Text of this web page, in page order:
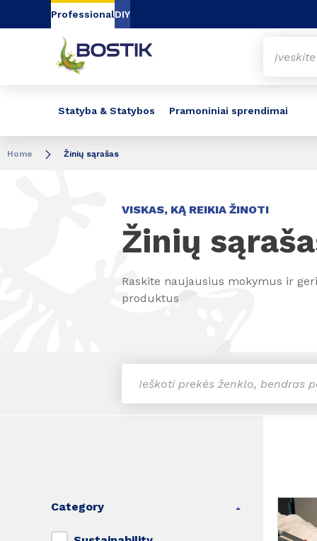
Go to content Go to navigation
ProfessionalDIY
Statyba & Statybos Pramoniniai sprendimai
Home Žinių sąrašas
VISKAS, KĄ REIKIA ŽINOTI
Žinių
Raskite naujausius mokymus ir
produktus
Category